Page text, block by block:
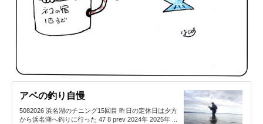
アベの釣り自慢
5082026 浜名湖のチニング15回目 昨日の定休日は夕方
から浜名湖へ釣りに行った 47 8 prev 2024年 2025年 ...